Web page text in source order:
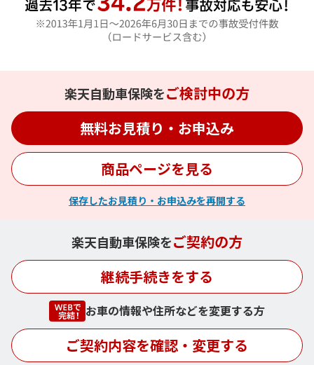
楽天自動車保険をご検討中の方
無料お見積り・お申込み
商品ページを見る
保存したお見積り・お申込みを再開する
楽天自動車保険をご契約の方
継続手続きをする
お車の情報や住所などを変更する方
ご契約内容を確認・変更する